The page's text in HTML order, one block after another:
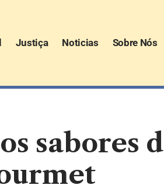
Justiça Noticias Sobre Nós
sabores